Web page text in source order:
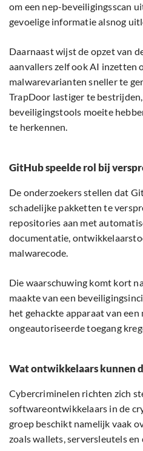
om een nep-beveiligingsscan
gevoelige informatie alsnog
Daarnaast wijst de opzet van
aanvallers zelf ook AI inzetten
malwarevarianten sneller te
TrapDoor lastiger te
beveiligingstools moeite
te herkennen.
GitHub speelde rol bij
De onderzoekers stellen dat
schadelijke pakketten te
repositories aan met
documentatie,
malwarecode.
Die waarschuwing komt kort
maakte van een
het gehackte apparaat van een
ongeautoriseerde toegang
Wat ontwikkelaars kunnen
Cybercriminelen richten zich
softwareontwikkelaars in de
groep beschikt namelijk vaak
zoals wallets, serversleutels en